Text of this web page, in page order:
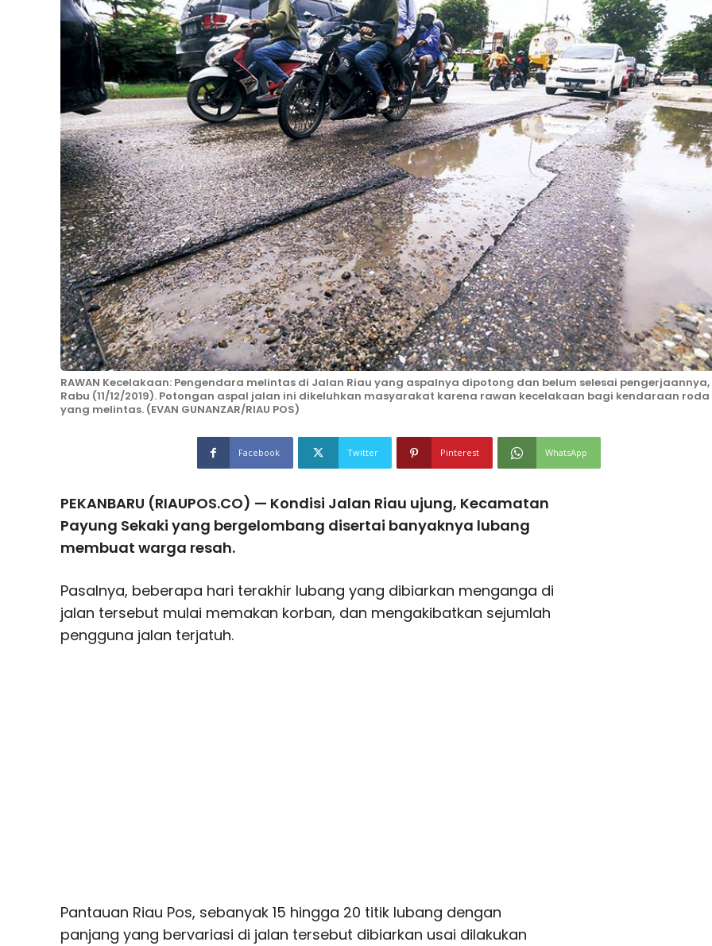
RAWAN Kecelakaan: Pengendara melintas di Jalan Riau yang aspalnya dipotong dan belum selesai pengerjaannya,
Rabu (11/12/2019). Potongan aspal jalan ini dikeluhkan masyarakat karena rawan kecelakaan bagi kendaraan
yang melintas. (EVAN GUNANZAR/RIAU POS)
Facebook Twitter Pinterest WhatsApp
PEKANBARU (RIAUPOS.CO) — Kondisi Jalan Riau ujung, Kecamatan
Payung Sekaki yang bergelombang disertai banyaknya lubang
membuat warga resah.
Pasalnya, beberapa hari terakhir lubang yang dibiarkan menganga di
jalan tersebut mulai memakan korban, dan mengakibatkan sejumlah
pengguna jalan terjatuh.
Pantauan Riau Pos, sebanyak 15 hingga 20 titik lubang dengan
panjang yang bervariasi di jalan tersebut dibiarkan usai dilakukan